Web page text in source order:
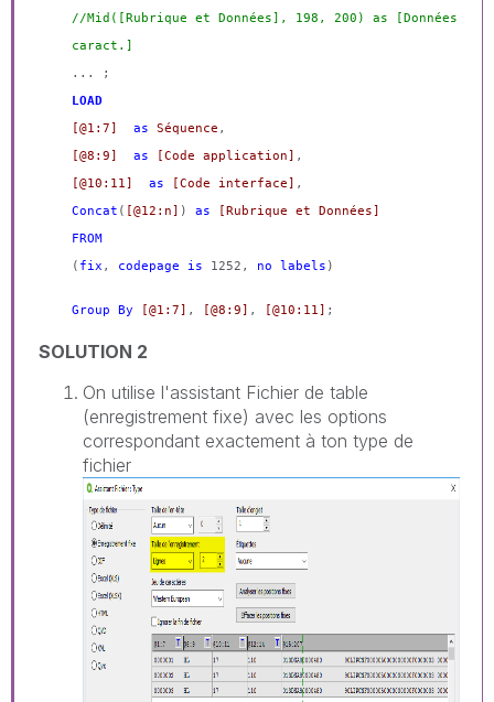
//Mid([Rubrique et Données], 198, 200) as [Données
caract.]
... ;
LOAD
[@1:7]
as Séquence ,
[@8:9]
as [Code application] ,
[@10:11]
as [Code interface] ,
Concat ( [@12:n] ) as
[Rubrique et Données]
FROM
( fix , codepage is 1252, no labels )
Group By [@1:7] , [@8:9] , [@10:11] ;
SOLUTION 2
On utilise l'assistant Fichier de table
(enregistrement fixe) avec les options
correspondant exactement à ton type de
fichier